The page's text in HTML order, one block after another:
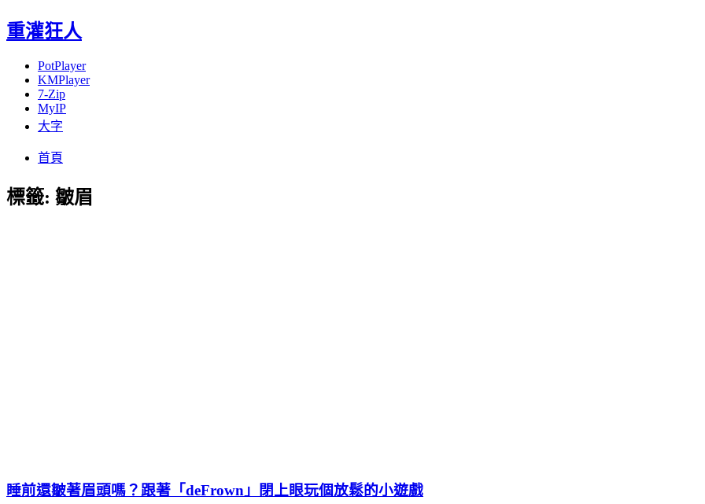
重灌狂人
PotPlayer
KMPlayer
7-Zip
MyIP
大字
首頁
標籤: 皺眉
睡前還皺著眉頭嗎？跟著「deFrown」閉上眼玩個放鬆的小遊戲